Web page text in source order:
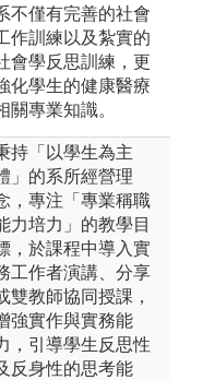
不僅有完善的社會
作訓練以及紮實的
會學反思訓練，更
化學生的健康醫療
關專業知識。
持「以學生為主
」的系所經營理
，專注「專業稱職
力培力」的教學目
，於課程中導入實
工作者演講、分享
雙教師協同授課，
強實作與實務能
，引導學生反思性
反身性的思考能